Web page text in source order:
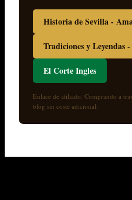
Historia de Sevilla -
Tradiciones y Leyendas
El Corte Ingles
Enlace de afiliado. Comprando a
blog sin coste adicional.